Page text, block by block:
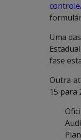
Uma
fase
Outra
15 para